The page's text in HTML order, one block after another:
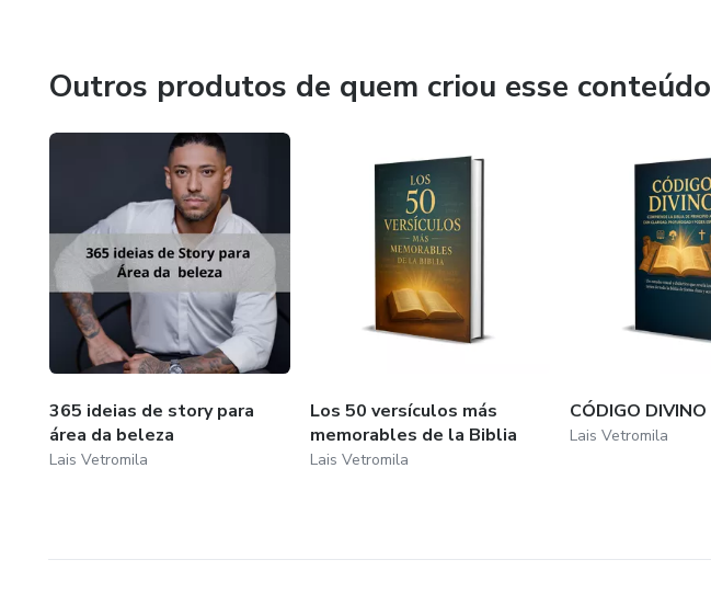
Outros produtos de quem criou esse conteúdo
365 ideias de story para
área da beleza
Lais Vetromila
Los 50 versículos más
memorables de la Biblia
Lais Vetromila
CÓDIGO DIVINO
Lais Vetromila